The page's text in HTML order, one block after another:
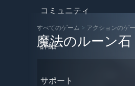
コミュニティ
詳細
サポート
すべてのゲーム > アクションのゲ
魔法のルーン石